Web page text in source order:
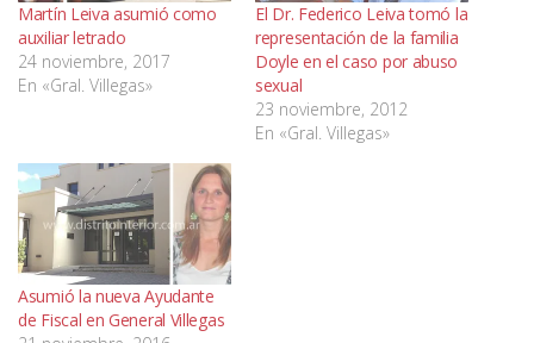
Martín Leiva asumió como
auxiliar letrado
24 noviembre, 2017
En «Gral. Villegas»
El Dr. Federico Leiva tomó la
representación de la familia
Doyle en el caso por abuso
sexual
23 noviembre, 2012
En «Gral. Villegas»
Asumió la nueva Ayudante
de Fiscal en General Villegas